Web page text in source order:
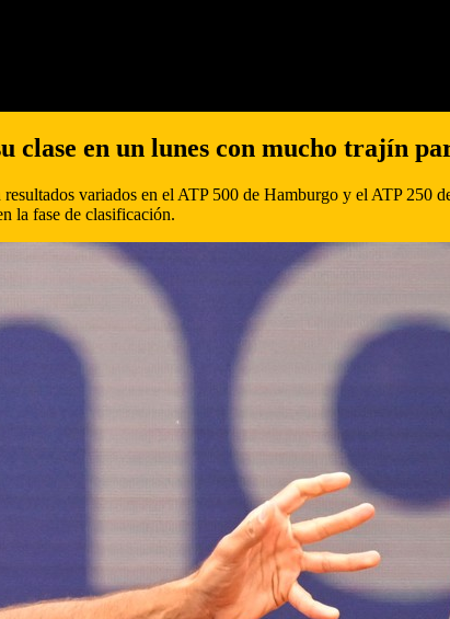
clase en un lunes con mucho trajín
variados en el ATP 500 de Hamburgo y el ATP 250
la fase de clasificación.